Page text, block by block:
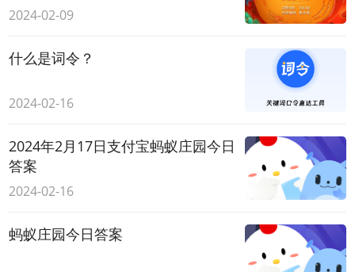
2024-02-09
什么是词令？
2024-02-16
2024年2月17日支付宝蚂蚁庄园今日
答案
2024-02-16
蚂蚁庄园今日答案